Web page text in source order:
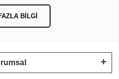
BILGI